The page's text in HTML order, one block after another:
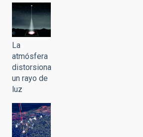
La
atmósfera
distorsiona
un rayo de
luz